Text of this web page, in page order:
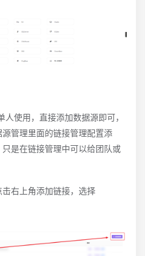
使用，直接添加数据源即可，
管理里面的链接管理配置添
是在链接管理中可以给团队或
右上角添加链接，选择